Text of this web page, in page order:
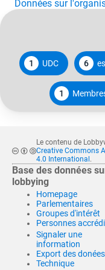
Données sur
1 UDC 6
1
Le contenu de
Creative Commons
4.0 International .
Base des données
lobbying
Homepage
Parlementaires
Groupes d'intérêt
Personnes
Signaler une
information
Export des donées
Technique